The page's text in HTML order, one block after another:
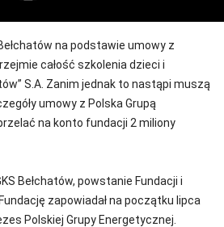
na podstawie umowy z
całość szkolenia dzieci i
S.A. Zanim jednak to nastąpi muszą
umowy z Polska Grupą
na konto fundacji 2 miliony
Bełchatów, powstanie Fundacji i
zapowiadał na początku lipca
Polskiej Grupy Energetycznej.